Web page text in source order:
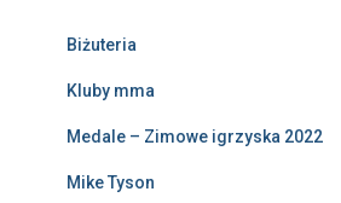
Biżuteria
Kluby mma
Medale – Zimowe igrzyska 2022
Mike Tyson